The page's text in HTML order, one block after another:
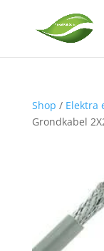
Shop / Elektra
Grondkabel